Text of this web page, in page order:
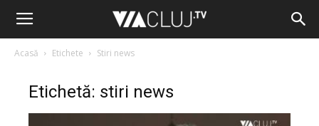
Acasă Etichete Stiri news
Etichetă: stiri news